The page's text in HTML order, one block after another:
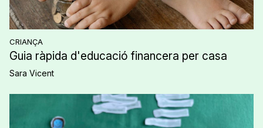
CRIANÇA
Guia ràpida d'educació financera per casa
Sara Vicent